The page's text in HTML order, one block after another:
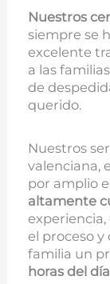
Nuestros
siempre se
excelente
a las
de
querido.
Nuestros
valenciana,
por amplio
altamente
el proceso y
familia un
horas del día